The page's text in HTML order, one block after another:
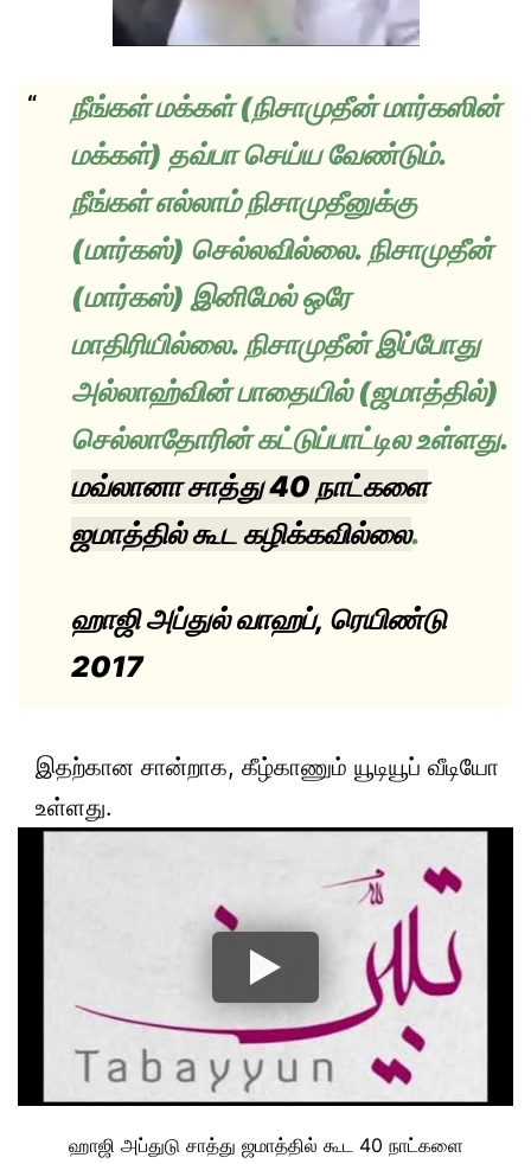
நீங்கள் மக்கள் (நிசாமுதீன் மார்கஸின்
மக்கள்) தவ்பா செய்ய வேண்டும்.
நீங்கள் எல்லாம் நிசாமுதீனுக்கு
(மார்கஸ்) செல்லவில்லை. நிசாமுதீன்
(மார்கஸ்) இனிமேல் ஒரே
மாதிரியில்லை. நிசாமுதீன் இப்போது
அல்லாஹ்வின் பாதையில் (ஜமாத்தில்)
செல்லாதோரின் கட்டுப்பாட்டில உள்ளது.
மவ்லானா சாத்து 40 நாட்களை
ஜமாத்தில் கூட கழிக்கவில்லை.
ஹாஜி அப்துல் வாஹப், ரெயிண்டு
2017
இதற்கான சான்றாக, கீழ்காணும் யூடியூப் வீடியோ
உள்ளது.
ஹாஜி அப்துடு சாத்து ஜமாத்தில் கூட 40 நாட்களை